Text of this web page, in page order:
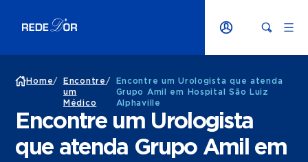
Home/
Encontre
um
Médico
/
Encontre um Urologista que atenda
Grupo Amil em Hospital São Luiz
Alphaville
Encontre um Urologista
que atenda Grupo Amil em